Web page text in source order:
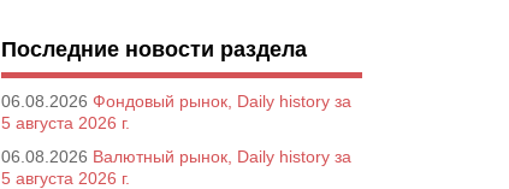
Последние новости раздела
06.08.2026 Фондовый рынок, Daily history за
5 августа 2026 г.
06.08.2026 Валютный рынок, Daily history за
5 августа 2026 г.